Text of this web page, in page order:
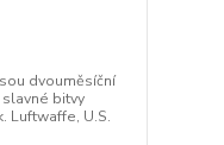
dvouměsíční
bitvy
Luftwaffe, U.S.